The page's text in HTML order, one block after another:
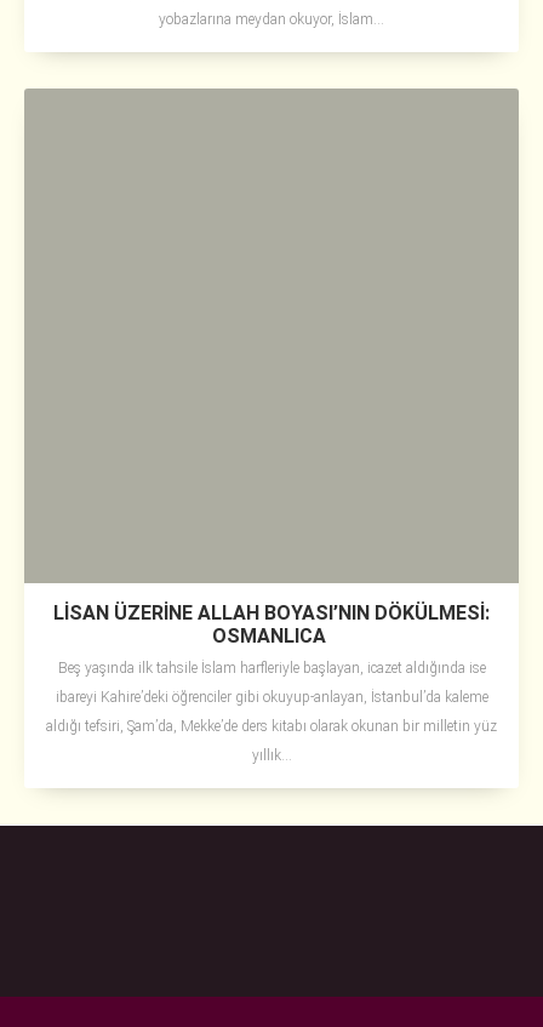
yobazlarına meydan okuyor, İslam...
LİSAN ÜZERİNE ALLAH BOYASI’NIN DÖKÜLMESİ:
OSMANLICA
Beş yaşında ilk tahsile İslam harfleriyle başlayan, icazet aldığında ise
ibareyi Kahire’deki öğrenciler gibi okuyup-anlayan, İstanbul’da kaleme
aldığı tefsiri, Şam’da, Mekke’de ders kitabı olarak okunan bir milletin yüz
yıllık...